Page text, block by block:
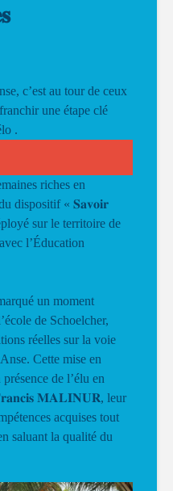
c’est au tour de ceux
franchir une étape clé
.
riches en
dispositif « 𝐒𝐚𝐯𝐨𝐢𝐫
sur le territoire de
l’Éducation
un moment
de Schoelcher,
réelles sur la voie
Cette mise en
de l’élu en
𝐌𝐀𝐋𝐈𝐍𝐔𝐑, leur
acquises tout
saluant la qualité du